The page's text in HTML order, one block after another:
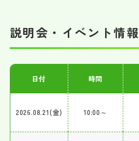
説明会・イベント情報
日付 時間
2026.08.21(金) 10:00～